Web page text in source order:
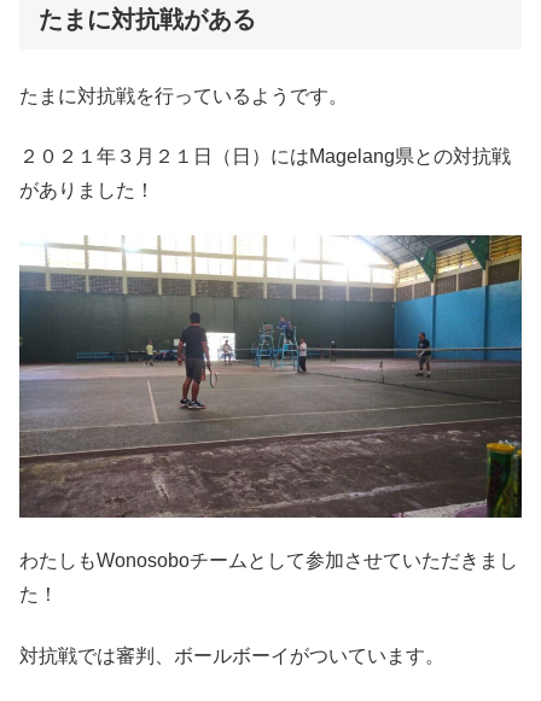
たまに対抗戦がある
たまに対抗戦を行っているようです。
２０２１年３月２１日（日）にはMagelang県との対抗戦
がありました！
わたしもWonosoboチームとして参加させていただきまし
た！
対抗戦では審判、ボールボーイがついています。